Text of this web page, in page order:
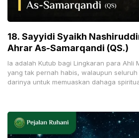
18. Sayyidi Syaikh
Ahrar As-Samarqandi (QS.)
Ia adalah Kutub bagi Lingkaran para Ahli
yang tak pernah habis, walaupun seluruh
darinya untuk memuaskan dahaga